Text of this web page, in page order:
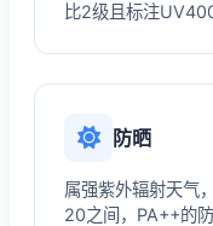
比2级且标注
防晒
属强紫外辐射天气
20之间，PA++的防